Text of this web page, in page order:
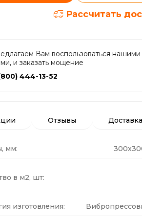
Рассчитать
Вам воспользоваться нашими
и заказать мощение
444-13-52
Отзывы Доставка
мм:
в м2, шт:
изготовления: